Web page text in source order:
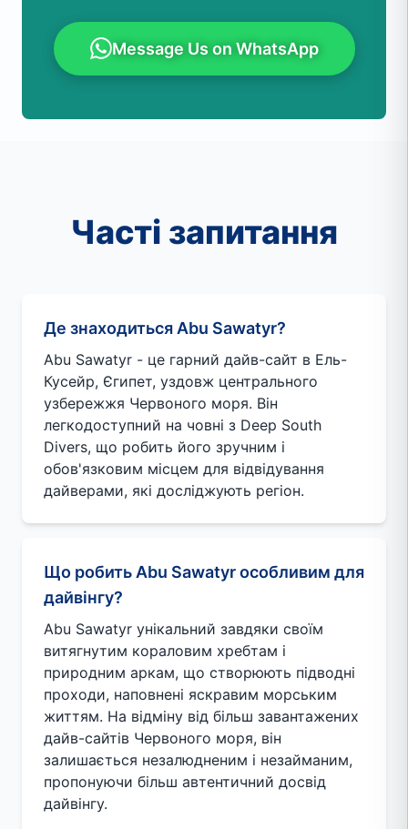
Message Us on WhatsApp
Часті запитання
Де знаходиться Abu Sawatyr?
Abu Sawatyr - це гарний дайв-сайт в Ель-
Кусейр, Єгипет, уздовж центрального
узбережжя Червоного моря. Він
легкодоступний на човні з Deep South
Divers, що робить його зручним і
обов'язковим місцем для відвідування
дайверами, які досліджують регіон.
Що робить Abu Sawatyr особливим для
дайвінгу?
Abu Sawatyr унікальний завдяки своїм
витягнутим кораловим хребтам і
природним аркам, що створюють підводні
проходи, наповнені яскравим морським
життям. На відміну від більш завантажених
дайв-сайтів Червоного моря, він
залишається незалюдненим і незайманим,
пропонуючи більш автентичний досвід
дайвінгу.